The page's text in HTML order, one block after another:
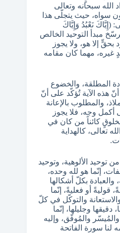
الله سبحانه وتعالى
سواه، حيث يتجلّى هذا
(إِيَّاكَ نَعْبُدُ وَإِيَّاكَ
مبدأ التوحيد الخالص
بحقٍّ إلا هو، ولا يجوز
غيره، مهما كان مقامه
المطلقة، والخضوع
هذه الآية تُؤكّد على أنّ
والمطلوب بالإعانة
أكمل وجه، فلا يجوز
كائناً من كان في
تعالى، كالهداية
توحيد الألوهية، وتوحيد
إنّما هو لله وحده،
والعبادة بكلّ أشكالها
قوليةً أو فعليةً، إنّما
والتوكّل في كلّ
وجليلها، إنّما
والمُوفّق، وإليه
لنا سورة الفاتحة